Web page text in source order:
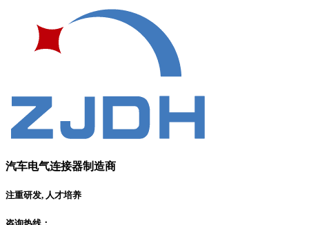
汽车电气连接器制造商
注重研发, 人才培养